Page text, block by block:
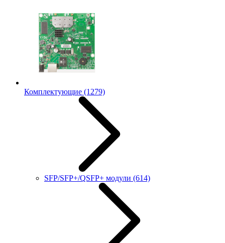
Комплектующие (1279)
SFP/SFP+/QSFP+ модули (614)